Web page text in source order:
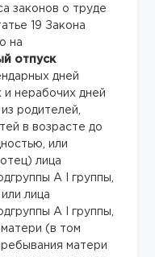
законов о труде
19 Закона
на
отпуск
дней
и нерабочих дней
родителей,
в возрасте до
или
лица
А I группы,
лица
А I группы,
(в том
матери